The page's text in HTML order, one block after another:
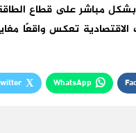
مباشر على قطاع
الاقتصادية تعكس
WhatsApp